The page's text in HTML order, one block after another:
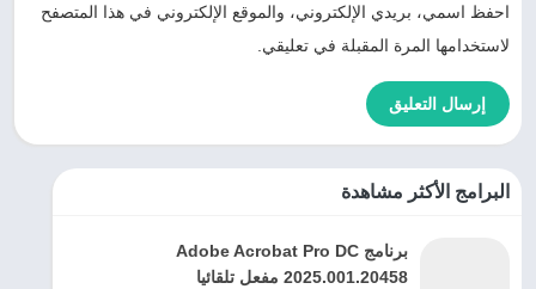
احفظ اسمي، بريدي الإلكتروني، والموقع الإلكتروني في هذا المتصفح
لاستخدامها المرة المقبلة في تعليقي.
البرامج الأكثر مشاهدة
برنامج Adobe Acrobat Pro DC
2025.001.20458 مفعل تلقائيا